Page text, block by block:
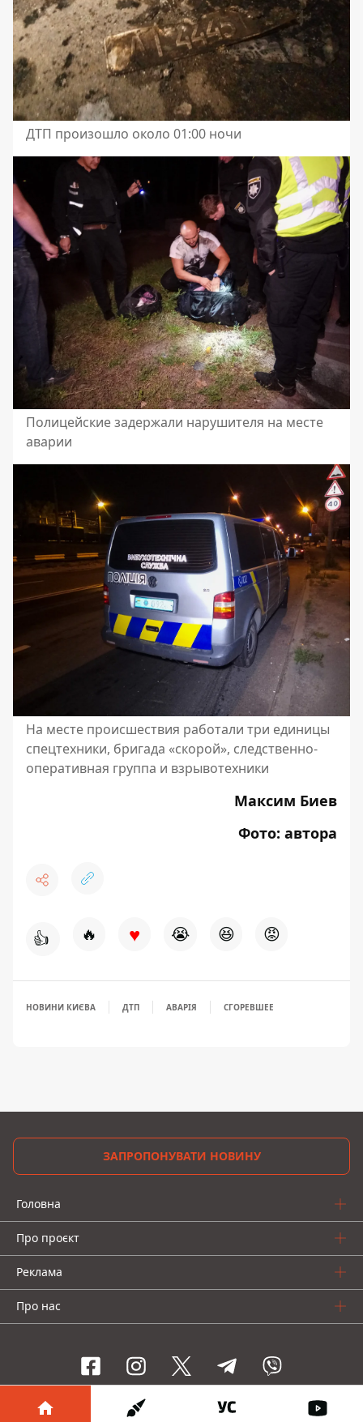
ДТП произошло около 01:00 ночи
Полицейские задержали нарушителя на месте
аварии
На месте происшествия работали три единицы
спецтехники, бригада «скорой», следственно-
оперативная группа и взрывотехники
Максим Биев
Фото: автора
👍 🔥 ♥ 😭 😆 😡
НОВИНИ КИЄВА ДТП АВАРІЯ СГОРЕВШЕЕ
ЗАПРОПОНУВАТИ НОВИНУ
Головна
Про проєкт
Реклама
Про нас
Інформатор проекти